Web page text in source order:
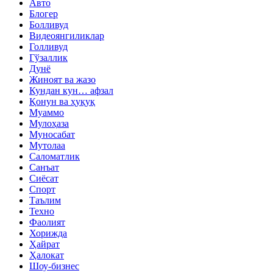
Авто
Блогер
Болливуд
Видеоянгиликлар
Голливуд
Гўзаллик
Дунё
Жиноят ва жазо
Кундан кун… афзал
Қонун ва ҳуқуқ
Муаммо
Мулоҳаза
Муносабат
Мутолаа
Саломатлик
Санъат
Сиёсат
Спорт
Таълим
Техно
Фаолият
Хорижда
Ҳайрат
Ҳалокат
Шоу-бизнес